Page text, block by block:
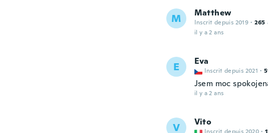
M Matthew
Inscrit depuis 2019 · 265
il y a 2 ans
E Eva
Inscrit depuis 2021 ·
Jsem moc
il y a 2 ans
V Vito